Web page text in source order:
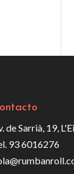
de Sarrià, 19,
93 6016276